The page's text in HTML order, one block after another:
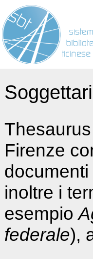
Firenze
inoltre i
esempio
federale),